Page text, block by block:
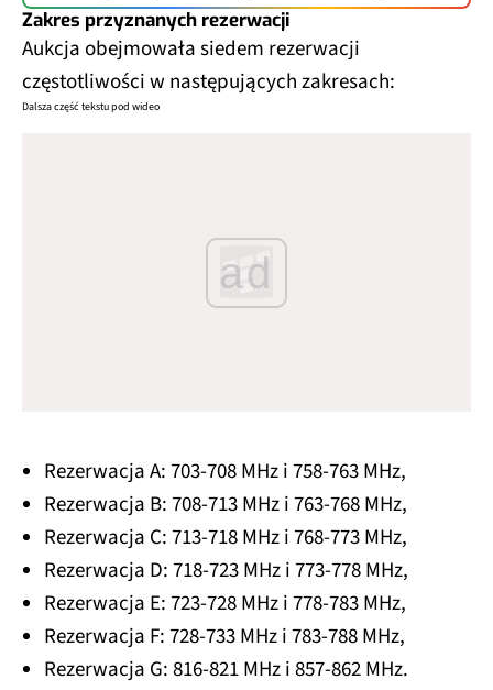
Zakres przyznanych rezerwacji
Aukcja obejmowała siedem rezerwacji
częstotliwości w następujących zakresach:
Dalsza część tekstu pod wideo
ad
Rezerwacja A: 703-708 MHz i 758-763 MHz,
Rezerwacja B: 708-713 MHz i 763-768 MHz,
Rezerwacja C: 713-718 MHz i 768-773 MHz,
Rezerwacja D: 718-723 MHz i 773-778 MHz,
Rezerwacja E: 723-728 MHz i 778-783 MHz,
Rezerwacja F: 728-733 MHz i 783-788 MHz,
Rezerwacja G: 816-821 MHz i 857-862 MHz.